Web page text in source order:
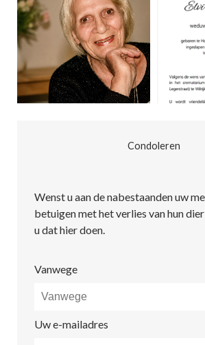
Condoleren
Wenst u aan de nabestaanden uw
betuigen met het verlies van hun
u dat hier doen.
Vanwege
Uw e-mailadres